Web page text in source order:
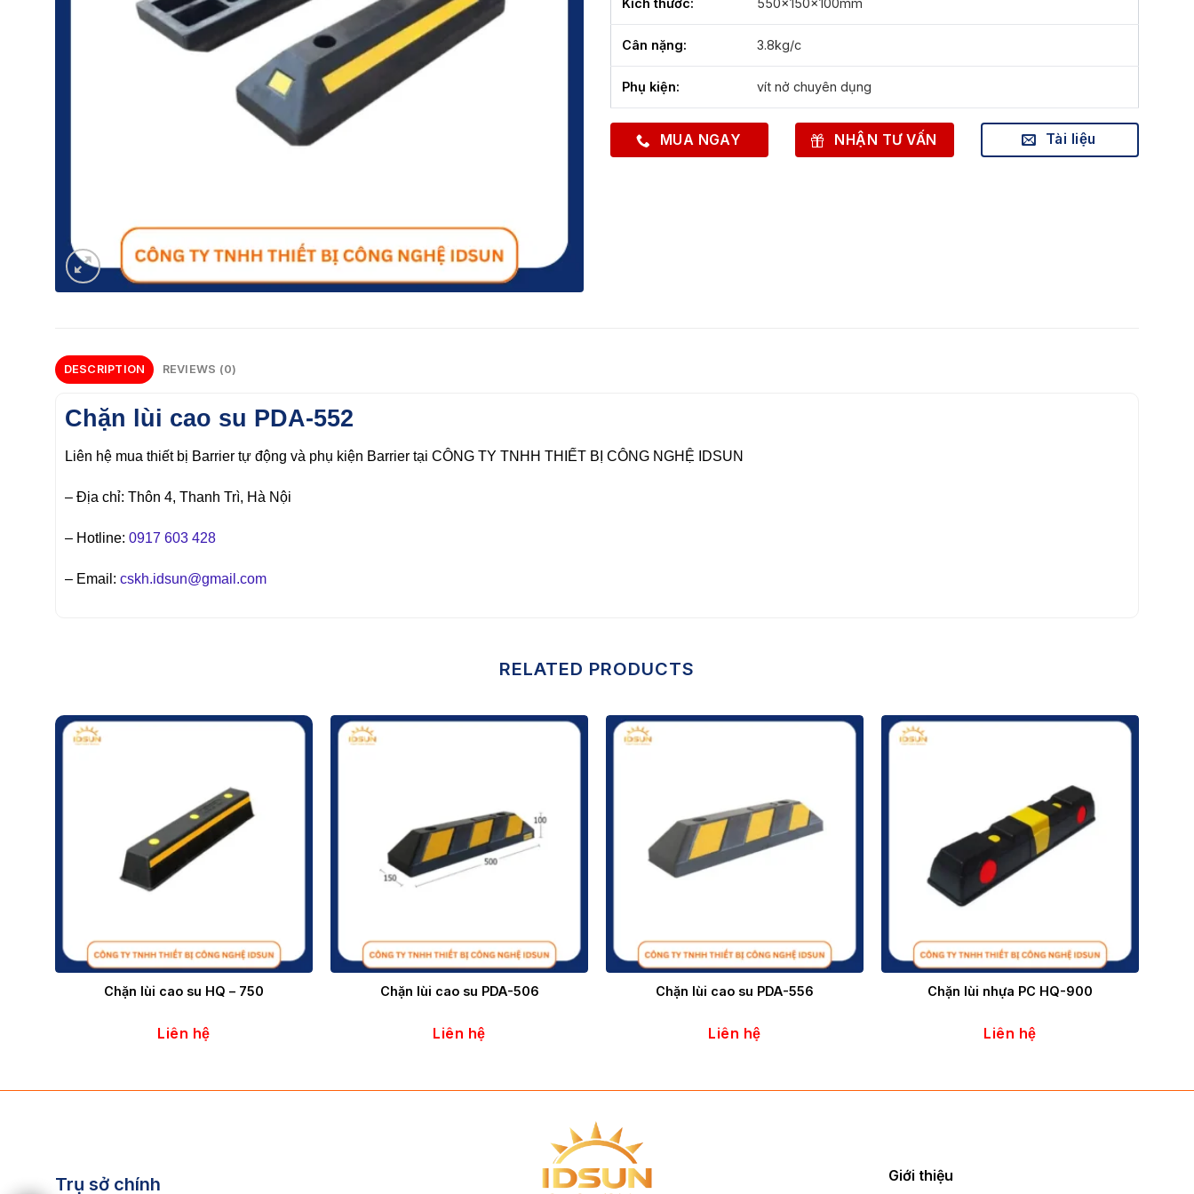
Kích thước: 550x150x100mm
Cân nặng: 3.8kg/c
Phụ kiện: vít nở chuyên dụng
MUA NGAY NHẬN TƯ VẤN Tài liệu
DESCRIPTION REVIEWS (0)
Chặn lùi cao su PDA-552
Liên hệ mua thiết bị Barrier tự động và phụ kiện Barrier tại CÔNG TY TNHH THIẾT BỊ CÔNG NGHỆ IDSUN
– Địa chỉ: Thôn 4, Thanh Trì, Hà Nội
– Hotline: 0917 603 428
– Email: cskh.idsun@gmail.com
RELATED PRODUCTS
Chặn lùi cao su HQ – 750
Liên hệ
Chặn lùi cao su PDA-506
Liên hệ
Chặn lùi cao su PDA-556
Liên hệ
Chặn lùi nhựa PC HQ-900
Liên hệ
Trụ sở chính Giới thiệu